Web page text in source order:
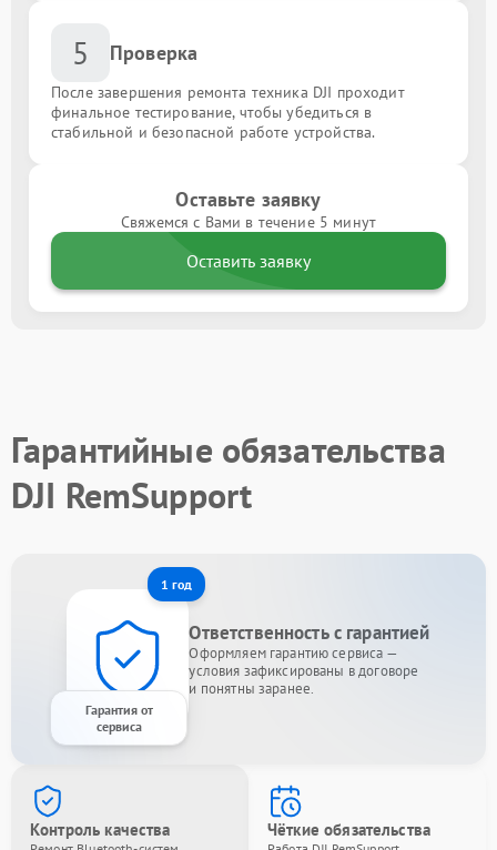
5 Проверка
После завершения ремонта техника DJI проходит
финальное тестирование, чтобы убедиться в
стабильной и безопасной работе устройства.
Оставьте заявку
Свяжемся с Вами в течение 5 минут
Оставить заявку
Гарантийные обязательства
DJI RemSupport
1 год
Гарантия от
сервиса
Ответственность с гарантией
Оформляем гарантию сервиса —
условия зафиксированы в договоре
и понятны заранее.
Контроль качества Чёткие обязательства